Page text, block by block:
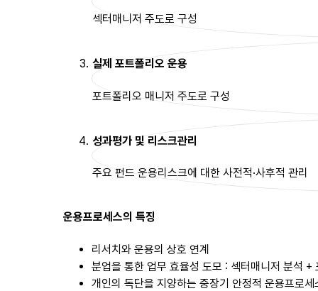
섹터매니저 주도로 구성
실제 포트폴리오 운용
포트폴리오 매니저 주도로 구성
성과평가 및 리스크관리
주요 펀드 운용리스크에 대한 사전적·사후적 관리
운용프로세스의 특징
리서치와 운용의 상호 연계
분업을 통한 업무 효율성 도모 : 섹터매니저 분석
개인의 독단을 지양하는 중장기 안정적 운용프로세